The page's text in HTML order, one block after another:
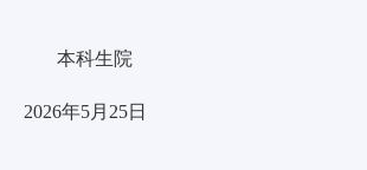
本科生院
2026年5月 25日